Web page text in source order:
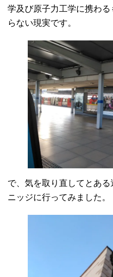
学及び原子力工学に携わ
らない現実です。
で、気を取り直してとあ
ニッジに行ってみました。